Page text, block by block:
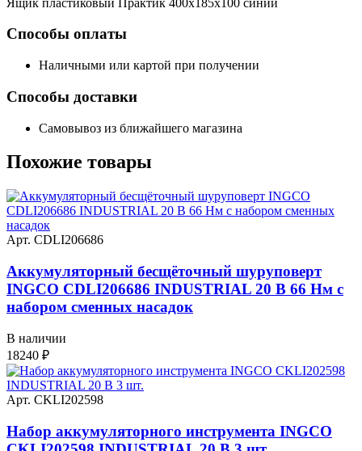
Способы оплаты
Наличными или картой при получении
Способы доставки
Самовывоз из ближайшего магазина
Похожие товары
Арт. CDLI206686
Аккумуляторный бесщёточный шуруповерт
INGCO CDLI206686 INDUSTRIAL 20 В 66 Нм с
набором сменных насадок
В наличии
18240 ₽
Арт. CKLI202598
Набор аккумуляторного инструмента INGCO